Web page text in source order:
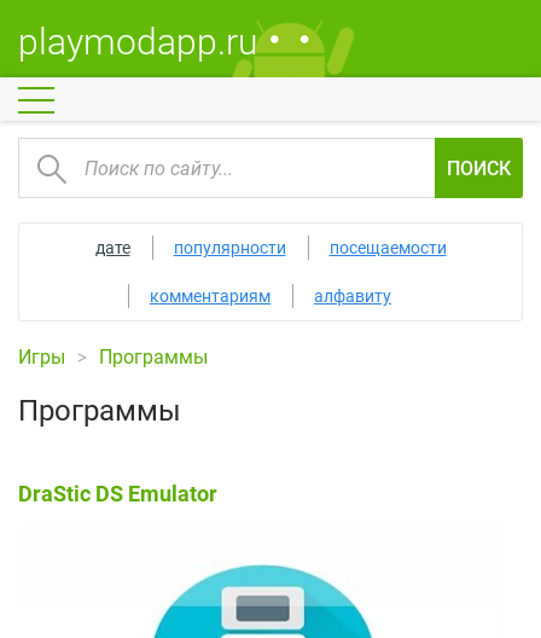
playmodapp.ru
ПОИСК
дате популярности посещаемости
комментариям алфавиту
Игры Программы
Программы
DraStic DS Emulator